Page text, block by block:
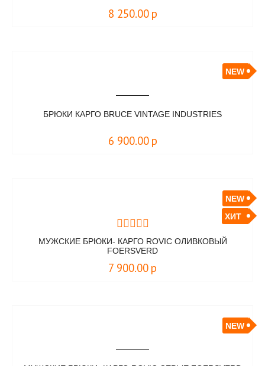
8 250.00 р
NEW
БРЮКИ КАРГО BRUCE VINTAGE INDUSTRIES
6 900.00 р
NEW
ХИТ
МУЖСКИЕ БРЮКИ- КАРГО ROVIC ОЛИВКОВЫЙ
FOERSVERD
7 900.00 р
NEW